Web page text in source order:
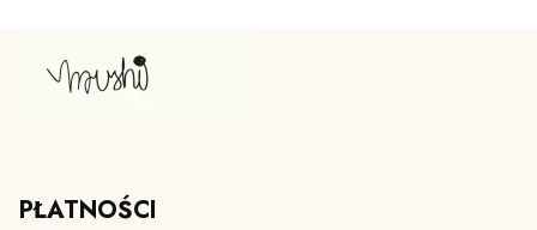
PŁATNOŚCI